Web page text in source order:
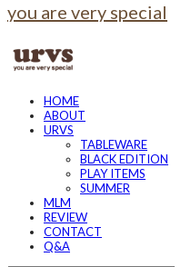
you are very special
HOME
ABOUT
URVS
TABLEWARE
BLACK EDITION
PLAY ITEMS
SUMMER
MLM
REVIEW
CONTACT
Q&A